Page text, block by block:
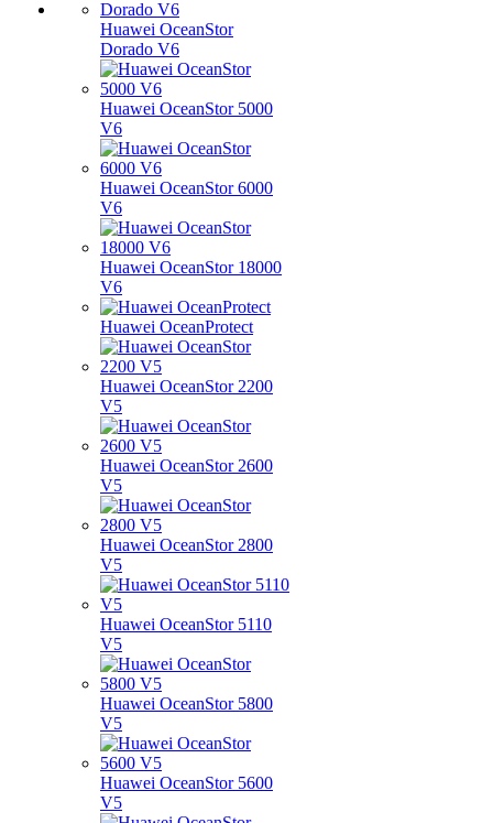
Huawei OceanStor
Dorado V6
Huawei OceanStor 5000
V6
Huawei OceanStor 6000
V6
Huawei OceanStor 18000
V6
Huawei OceanProtect
Huawei OceanStor 2200
V5
Huawei OceanStor 2600
V5
Huawei OceanStor 2800
V5
Huawei OceanStor 5110
V5
Huawei OceanStor 5800
V5
Huawei OceanStor 5600
V5